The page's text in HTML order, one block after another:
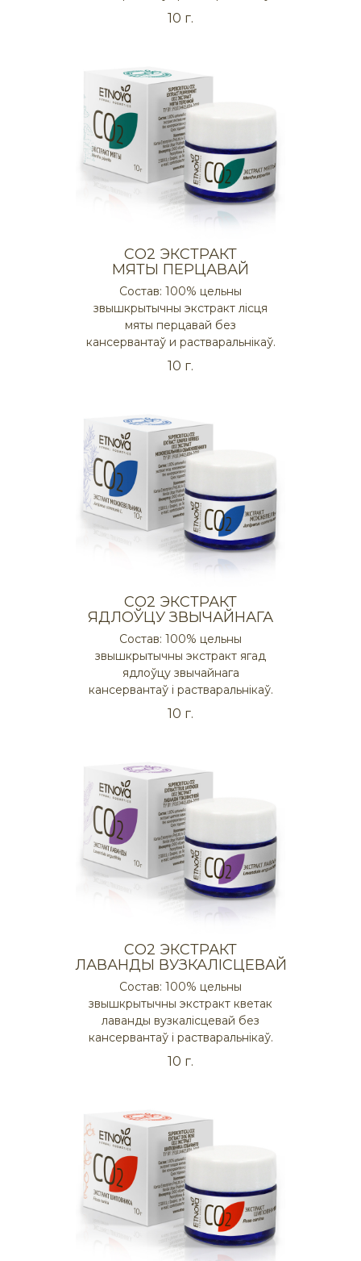
10 г.
СO2 ЭКСТРАКТ
МЯТЫ ПЕРЦАВАЙ
Состав: 100% цельны
звышкрытычны экстракт лісця
мяты перцавай без
кансервантаў и растваральнікаў.
10 г.
СO2 ЭКСТРАКТ
ЯДЛОЎЦУ ЗВЫЧАЙНАГА
Состав: 100% цельны
звышкрытычны экстракт ягад
ядлоўцу звычайнага
кансервантаў і растваральнікаў.
10 г.
СO2 ЭКСТРАКТ
ЛАВАНДЫ ВУЗКАЛІСЦЕВАЙ
Состав: 100% цельны
звышкрытычны экстракт кветак
лаванды вузкалісцевай без
кансервантаў і растваральнікаў.
10 г.